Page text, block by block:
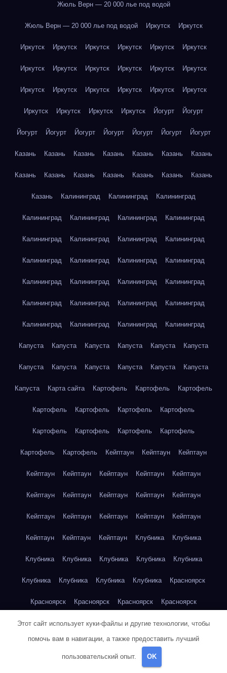
Жюль Верн — 20 000 лье под водой
Жюль Верн — 20 000 лье под водой Иркутск Иркутск
Иркутск Иркутск Иркутск Иркутск Иркутск Иркутск
Иркутск Иркутск Иркутск Иркутск Иркутск Иркутск
Иркутск Иркутск Иркутск Иркутск Иркутск Иркутск
Иркутск Иркутск Иркутск Иркутск Йогурт Йогурт
Йогурт Йогурт Йогурт Йогурт Йогурт Йогурт Йогурт
Казань Казань Казань Казань Казань Казань Казань
Казань Казань Казань Казань Казань Казань Казань
Казань Калининград Калининград Калининград
Калининград Калининград Калининград Калининград
Калининград Калининград Калининград Калининград
Калининград Калининград Калининград Калининград
Калининград Калининград Калининград Калининград
Калининград Калининград Калининград Калининград
Калининград Калининград Калининград Калининград
Капуста Капуста Капуста Капуста Капуста Капуста
Капуста Капуста Капуста Капуста Капуста Капуста
Капуста Карта сайта Картофель Картофель Картофель
Картофель Картофель Картофель Картофель
Картофель Картофель Картофель Картофель
Картофель Картофель Кейптаун Кейптаун Кейптаун
Кейптаун Кейптаун Кейптаун Кейптаун Кейптаун
Кейптаун Кейптаун Кейптаун Кейптаун Кейптаун
Кейптаун Кейптаун Кейптаун Кейптаун Кейптаун
Кейптаун Кейптаун Кейптаун Клубника Клубника
Клубника Клубника Клубника Клубника Клубника
Клубника Клубника Клубника Клубника Красноярск
Красноярск Красноярск Красноярск Красноярск
Красноярск Красноярск Красноярск Красноярск
Красноярск Красноярск Красноярск
Кукуруза
Этот сайт использует куки-файлы и другие технологии, чтобы
помочь вам в навигации, а также предоставить лучший
пользовательский опыт. OK